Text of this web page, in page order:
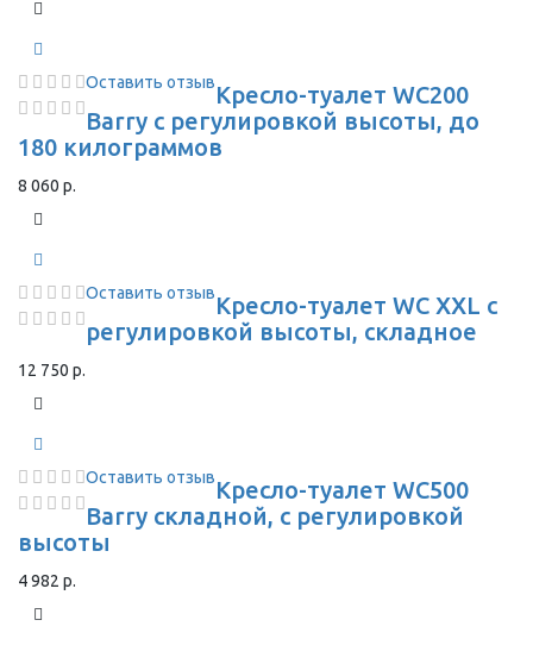
Оставить отзывКресло-туалет WC200
Barry с регулировкой высоты, до
180 килограммов
8 060 р.
Оставить отзывКресло-туалет WC XXL с
регулировкой высоты, складное
12 750 р.
Оставить отзывКресло-туалет WC500
Barry складной, с регулировкой
высоты
4 982 р.